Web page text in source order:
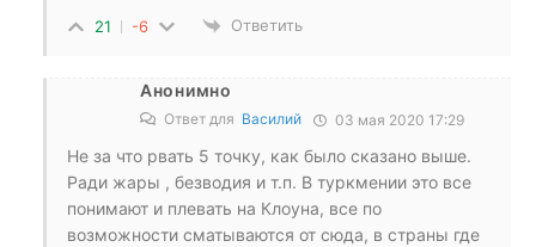
21 -6 Ответить
Анонимно
Ответ для Василий 03 мая 2020 17:29
Не за что рвать 5 точку, как было сказано выше.
Ради жары , безводия и т.п. В туркмении это все
понимают и плевать на Клоуна, все по
возможности сматываются от сюда, в страны где